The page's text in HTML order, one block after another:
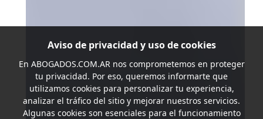
Aviso de privacidad y uso de cookies
En ABOGADOS.COM.ARnos comprometemos en proteger
tu privacidad. Por eso, queremos informarte que
utilizamos cookies para personalizar tu experiencia,
analizar el tráfico del sitio y mejorar nuestros servicios.
Algunas cookies son esenciales para el funcionamiento